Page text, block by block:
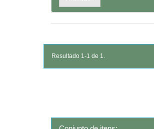
Resultado 1-1 de 1.